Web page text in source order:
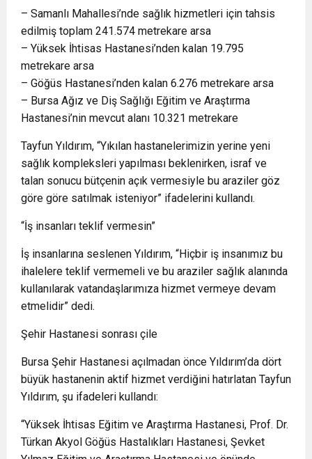
– Samanlı Mahallesi’nde sağlık hizmetleri için tahsis
edilmiş toplam 241.574 metrekare arsa
– Yüksek İhtisas Hastanesi’nden kalan 19.795
metrekare arsa
– Göğüs Hastanesi’nden kalan 6.276 metrekare arsa
– Bursa Ağız ve Diş Sağlığı Eğitim ve Araştırma
Hastanesi’nin mevcut alanı 10.321 metrekare
Tayfun Yıldırım, “Yıkılan hastanelerimizin yerine yeni
sağlık kompleksleri yapılması beklenirken, israf ve
talan sonucu bütçenin açık vermesiyle bu araziler göz
göre göre satılmak isteniyor” ifadelerini kullandı.
“İş insanları teklif vermesin”
İş insanlarına seslenen Yıldırım, “Hiçbir iş insanımız bu
ihalelere teklif vermemeli ve bu araziler sağlık alanında
kullanılarak vatandaşlarımıza hizmet vermeye devam
etmelidir” dedi.
Şehir Hastanesi sonrası çile
Bursa Şehir Hastanesi açılmadan önce Yıldırım’da dört
büyük hastanenin aktif hizmet verdiğini hatırlatan Tayfun
Yıldırım, şu ifadeleri kullandı:
“Yüksek İhtisas Eğitim ve Araştırma Hastanesi, Prof. Dr.
Türkan Akyol Göğüs Hastalıkları Hastanesi, Şevket